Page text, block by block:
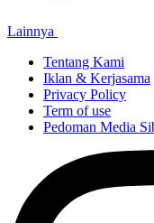
Lainnya
Tentang Kami
Iklan & Kerjasama
Privacy Policy
Term of use
Pedoman Media